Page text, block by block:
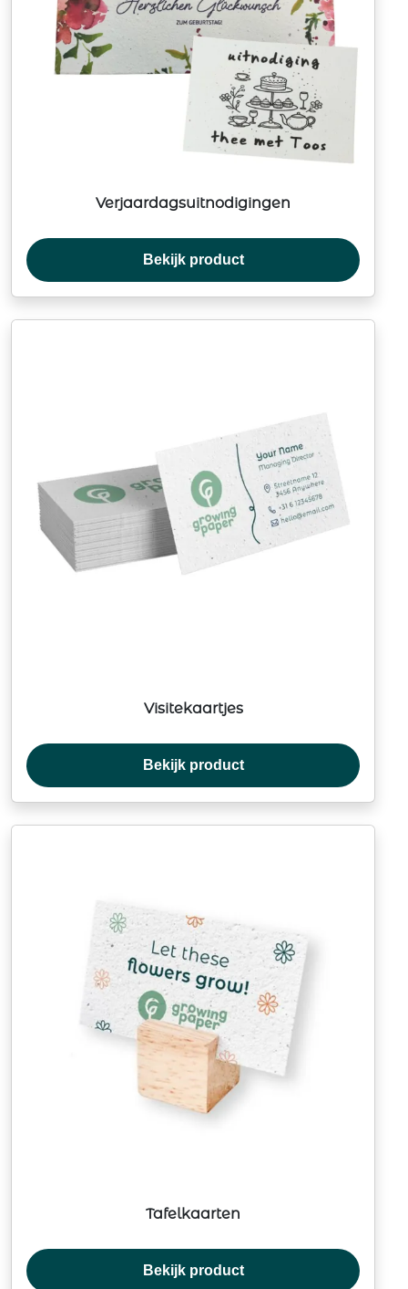
Verjaardagsuitnodigingen
Bekijk product
Visitekaartjes
Bekijk product
Tafelkaarten
Bekijk product